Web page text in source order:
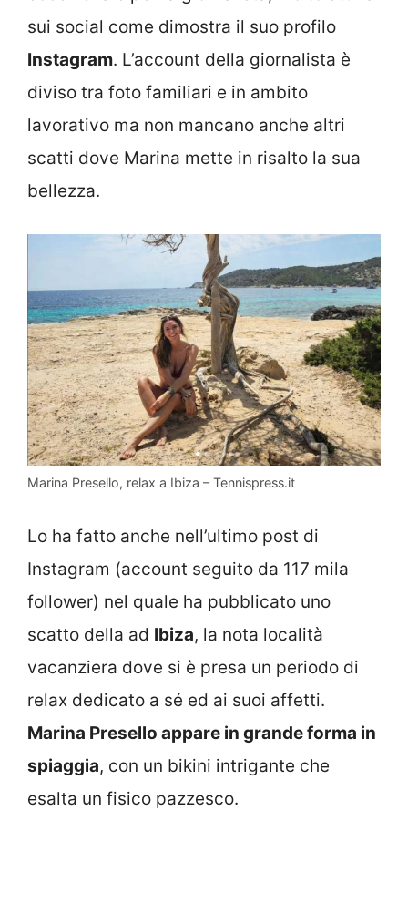
sui social come dimostra il suo profilo
Instagram. L’account della giornalista è
diviso tra foto familiari e in ambito
lavorativo ma non mancano anche altri
scatti dove Marina mette in risalto la sua
bellezza.
Marina Presello, relax a Ibiza – Tennispress.it
Lo ha fatto anche nell’ultimo post di
Instagram (account seguito da 117 mila
follower) nel quale ha pubblicato uno
scatto della ad Ibiza, la nota località
vacanziera dove si è presa un periodo di
relax dedicato a sé ed ai suoi affetti.
Marina Presello appare in grande forma in
spiaggia, con un bikini intrigante che
esalta un fisico pazzesco.